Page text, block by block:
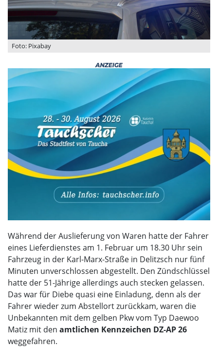
Foto: Pixabay
Während der Auslieferung von Waren hatte der Fahrer
eines Lieferdienstes am 1. Februar um 18.30 Uhr sein
Fahrzeug in der Karl-Marx-Straße in Delitzsch nur fünf
Minuten unverschlossen abgestellt. Den Zündschlüssel
hatte der 51-Jährige allerdings auch stecken gelassen.
Das war für Diebe quasi eine Einladung, denn als der
Fahrer wieder zum Abstellort zurückkam, waren die
Unbekannten mit dem gelben Pkw vom Typ Daewoo
Matiz mit den amtlichen Kennzeichen DZ-AP 26
weggefahren.